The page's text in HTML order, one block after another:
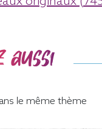
aussi
le même thème